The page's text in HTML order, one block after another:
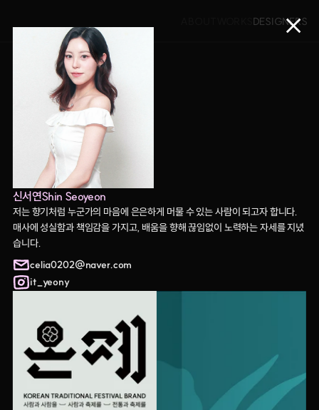
신서연Shin Seoyeon
저는 향기처럼 누군가의 마음에 은은하게 머물 수 있는 사람이 되고자 합니다.
매사에 성실함과 책임감을 가지고, 배움을 향해 끊임없이 노력하는 자세를 지녔
습니다.
celia0202@naver.com
it_yeony
DESIGNERS